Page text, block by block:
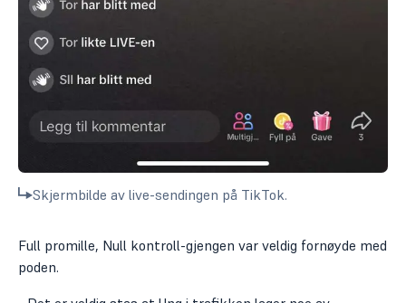
Skjermbilde av live-sendingen på TikTok.
Full promille, Null kontroll-gjengen var veldig fornøyde med
poden.